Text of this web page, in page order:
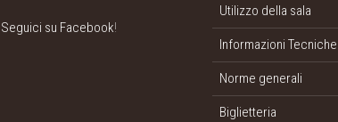
Seguici su Facebook!
Utilizzo della sala
Informazioni Tecniche
Norme generali
Biglietteria